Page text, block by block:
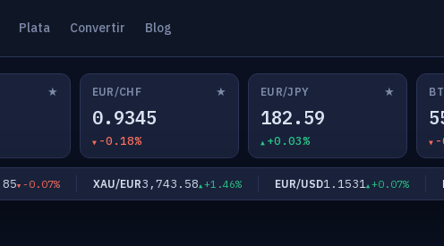
Plata Convertir Blog
★ EUR/CHF ★
0.9345
-0.18%
EUR/JPY ★
182.59
+0.03% -
-0.07% XAU/EUR3,743.58 +1.46% EUR/USD1.1531 +0.07%